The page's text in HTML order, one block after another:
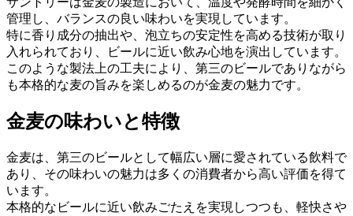
管理し、バランスの良い味わいを実現しています。
特に香り成分の抽出や、泡立ちの安定性を高める技術が取り
入れられており、ビールに近い飲み心地を演出しています。
このような製法上の工夫により、第三のビールでありながら
も本格的な麦の旨みを楽しめるのが金麦の魅力です。
金麦の味わいと特徴
金麦は、第三のビールとして幅広い層に愛されている飲料で
あり、その味わいの魅力は多くの消費者から高い評価を得て
います。
本格的なビールに近い飲みごたえを実現しつつも、軽快さや